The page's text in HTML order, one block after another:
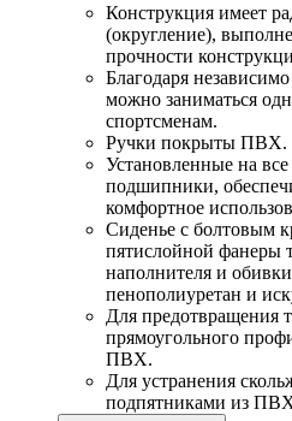
Конструкция имеет
(округление),
прочности
Благодаря
можно заниматься
спортсменам.
Ручки покрыты ПВХ.
Установленные на
подшипники,
комфортное
Сиденье с болтовым
пятислойной фанеры
наполнителя и
пенополиуретан и
Для предотвращения
прямоугольного
ПВХ.
Для устранения
подпятниками из